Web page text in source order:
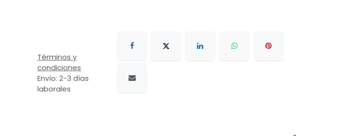
Términos y
condiciones
Envío: 2-3 días
laborales